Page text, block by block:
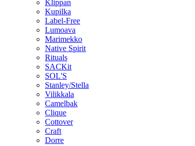
Klippan
Kupilka
Label-Free
Lumoava
Marimekko
Native Spirit
Rituals
SACKit
SOL'S
Stanley/Stella
Vilikkala
Camelbak
Clique
Cottover
Craft
Dorre